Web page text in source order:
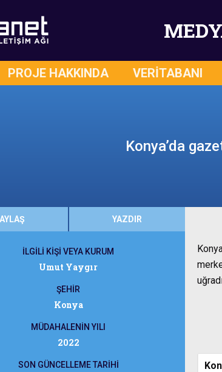
PROJE HAKKINDA VERİTABANI
Konya’da
YAZDIR
İLGİLİ KİŞİ VEYA KURUM
Umut Yaygır
ŞEHİR
Konya
MÜDAHALENİN YILI
2022
SON GÜNCELLEME TARİHİ